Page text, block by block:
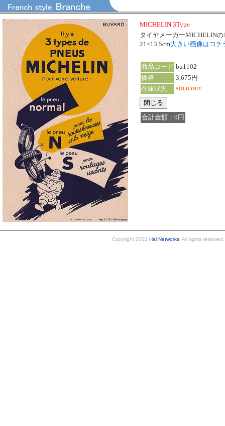
MICHELIN 3Type
タイヤメーカーMICHELIN
21×13.5cm大きい画像はコ
商品コード bu1102
価格
3,675円
在庫状況
合計金額：0円
Copyright 2002 Hal Networks . All rights